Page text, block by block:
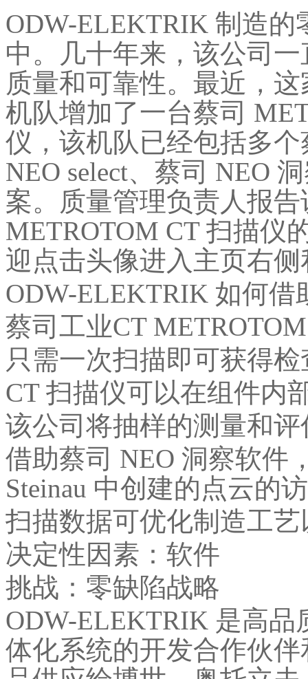
ODW-ELEKTRIK 制造
中。几十年来，该公司
质量和可靠性。最近，
机队增加了一台蔡司
仪，该机队已经包括多
NEO select、蔡司 NEO
案。质量管理负责人报
METROTOM CT 扫描仪
迎点击头像进入主页右侧
ODW-ELEKTRIK 如何
蔡司工业CT
只需一次扫描即可获得
CT 扫描仪可以在组件内
该公司将抽样的测量和
借助蔡司 NEO 洞察软件
Steinau 中创建的点云的
扫描数据可优化制造工
决定性因素：软件
挑战：零缺陷战略
ODW-ELEKTRIK 是高
体化系统的开发合作伙